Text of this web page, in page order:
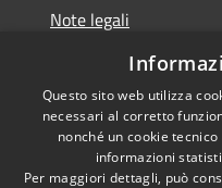
Note legali
Dichiarazione di
Questo sito web utilizza
necessari al corretto
nonché un cookie
informazioni
Per maggiori dettagli, può